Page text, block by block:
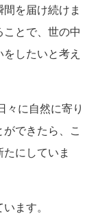
を届け続けま
とで、世の中
したいと考え
に自然に寄り
できたら、こ
にしていま
ます。